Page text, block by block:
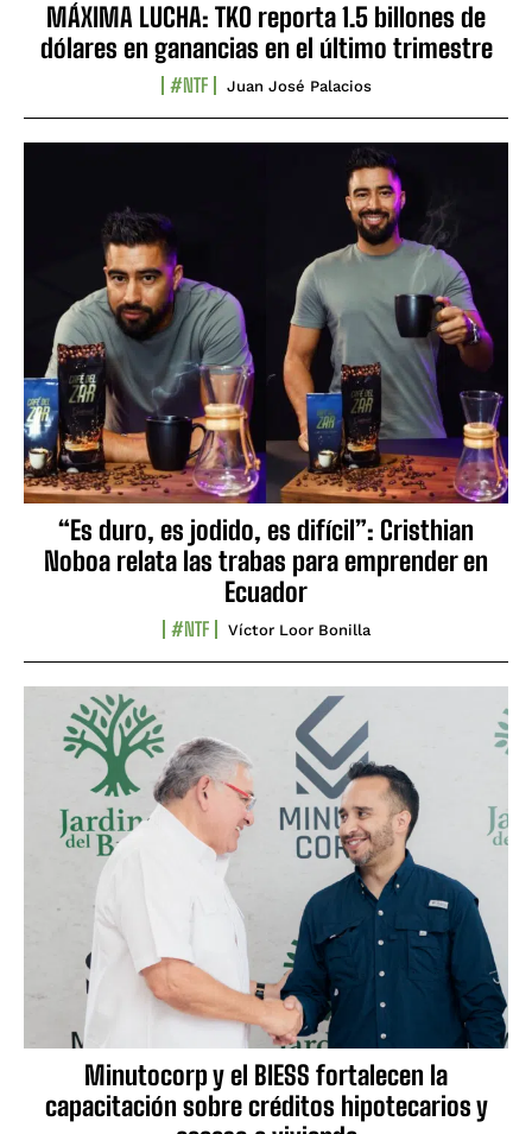
MÁXIMA LUCHA: TKO reporta 1.5 billones de
dólares en ganancias en el último trimestre
#NTF Juan José Palacios
“Es duro, es jodido, es difícil”: Cristhian
Noboa relata las trabas para emprender en
Ecuador
#NTF Víctor Loor Bonilla
Minutocorp y el BIESS fortalecen la
capacitación sobre créditos hipotecarios y